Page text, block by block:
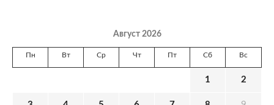
Август 2026
Пн Вт Ср Чт Пт Сб Вс
1 2